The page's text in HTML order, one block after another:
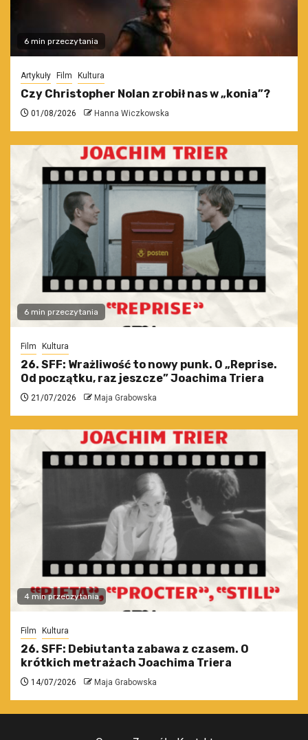
6 min przeczytania
Artykuły Film Kultura
Czy Christopher Nolan zrobił nas w „konia”?
01/08/2026 Hanna Wiczkowska
6 min przeczytania
Film Kultura
26. SFF: Wrażliwość to nowy punk. O „Reprise.
Od początku, raz jeszcze” Joachima Triera
21/07/2026 Maja Grabowska
4 min przeczytania
Film Kultura
26. SFF: Debiutanta zabawa z czasem. O
krótkich metrażach Joachima Triera
14/07/2026 Maja Grabowska